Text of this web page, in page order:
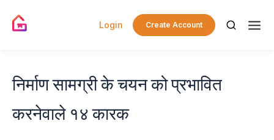
Login Create Account
निर्माण सामग्री के चयन को प्रभावित
करनेवाले १४ कारक